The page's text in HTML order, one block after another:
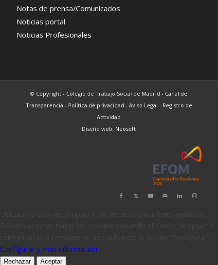
Notas de prensa/Comunicados
Noticias portal
Noticias Profesionales
© Copyright - Colegio de Trabajo Social de Madrid - Canal de
Transparencia - Política de privacidad - Aviso Legal - Registro de
Actividad
Diseño web, Neosoft
Configurar y más información
Rechazar Aceptar